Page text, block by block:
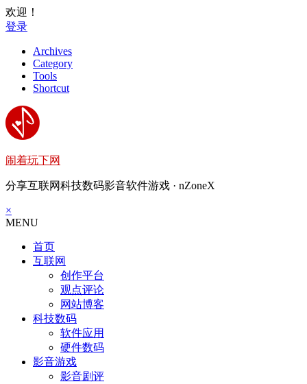
欢迎！
登录
Archives
Category
Tools
Shortcut
闹着玩下网
分享互联网科技数码影音软件游戏 · nZoneX
×
MENU
首页
互联网
创作平台
观点评论
网站博客
科技数码
软件应用
硬件数码
影音游戏
影音剧评